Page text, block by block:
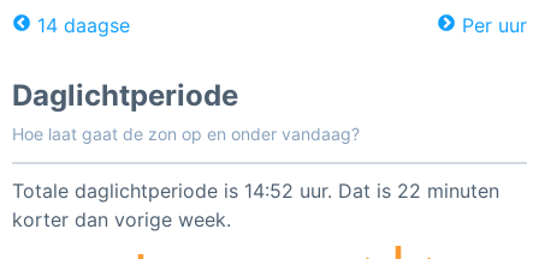
14 daagse Per uur
Daglichtperiode
Hoe laat gaat de zon op en onder vandaag?
Totale daglichtperiode is 14:52 uur. Dat is 22 minuten
korter dan vorige week.